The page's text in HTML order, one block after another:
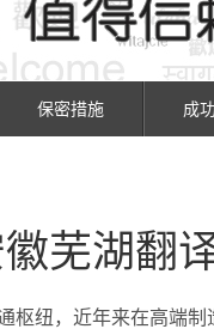
保密措施 成
芜湖翻
枢纽，近年来在高端